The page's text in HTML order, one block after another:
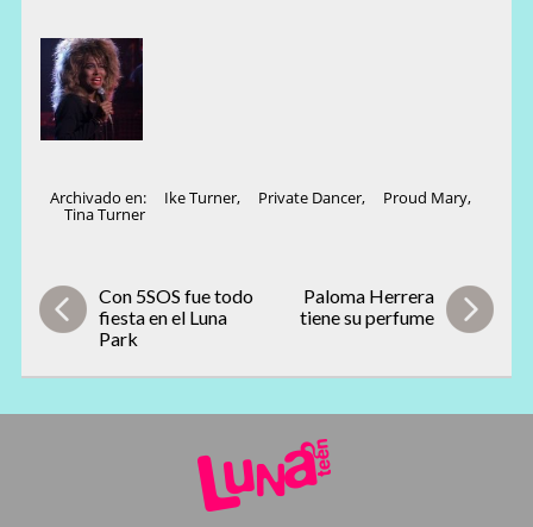
Archivado en: Ike Turner, Private Dancer, Proud Mary,
Tina Turner
Con 5SOS fue todo
fiesta en el Luna
Park
Paloma Herrera
tiene su perfume